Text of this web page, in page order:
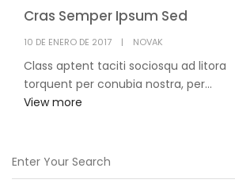
Cras Semper Ipsum Sed
POSTED
10 DE ENERO DE 2017 NOVAK
Class aptent taciti sociosqu ad litora
torquent per conubia nostra, per...
View more